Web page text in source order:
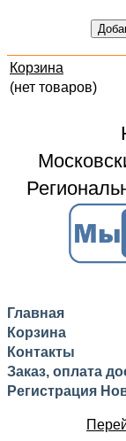
Корзина
(нет товаров)
Главная
Корзина
Контакты
Заказ, оплата
Регистрация